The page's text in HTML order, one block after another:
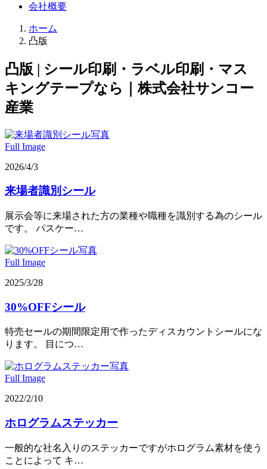
会社概要
ホーム
凸版
凸版 | シール印刷・ラベル印刷・マス
キングテープなら｜株式会社サンコー
産業
Full Image
2026/4/3
来場者識別シール
展示会等に来場された方の業種や職種を識別する為のシール
です。 パスケー…
Full Image
2025/3/28
30%OFFシール
特売セールの期間限定用で作ったディスカウントシールにな
ります。 目につ…
Full Image
2022/2/10
ホログラムステッカー
一般的な社名入りのステッカーですがホログラム素材を使う
ことによって キ…